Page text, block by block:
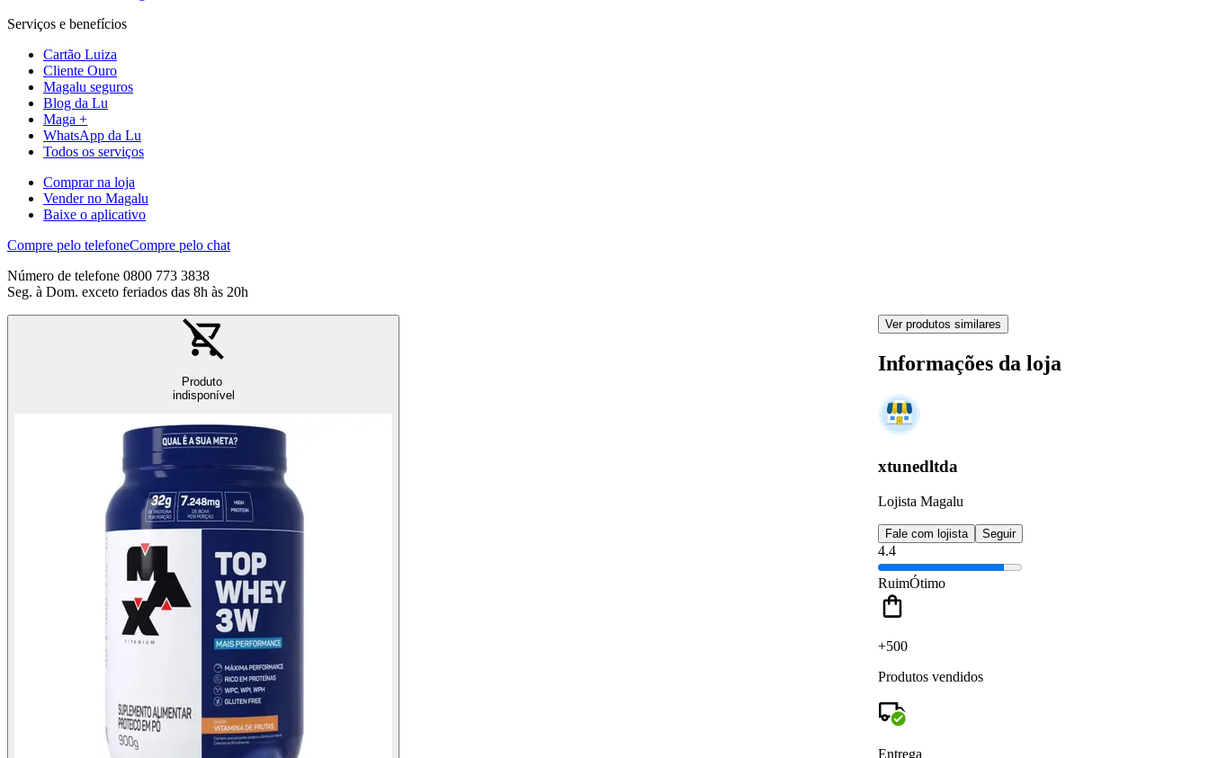
Serviços e benefícios
Cartão Luiza
Cliente Ouro
Magalu seguros
Blog da Lu
Maga +
WhatsApp da Lu
Todos os serviços
Comprar na loja
Vender no Magalu
Baixe o aplicativo
Compre pelo telefoneCompre pelo chat
Número de telefone 0800 773 3838
Seg. à Dom. exceto feriados das 8h às 20h
Produto
indisponível
Ver produtos similares
Informações da loja
xtunedltda
Lojista Magalu
Fale com lojista Seguir
4.4
RuimÓtimo
+500
Produtos vendidos
Entrega